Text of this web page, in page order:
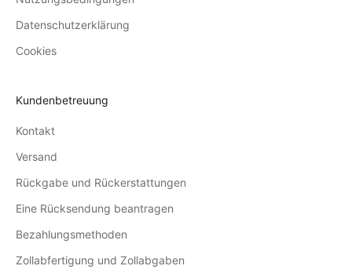
Datenschutzerklärung
Cookies
Kundenbetreuung
Kontakt
Versand
Rückgabe und Rückerstattungen
Eine Rücksendung beantragen
Bezahlungsmethoden
Zollabfertigung und Zollabgaben